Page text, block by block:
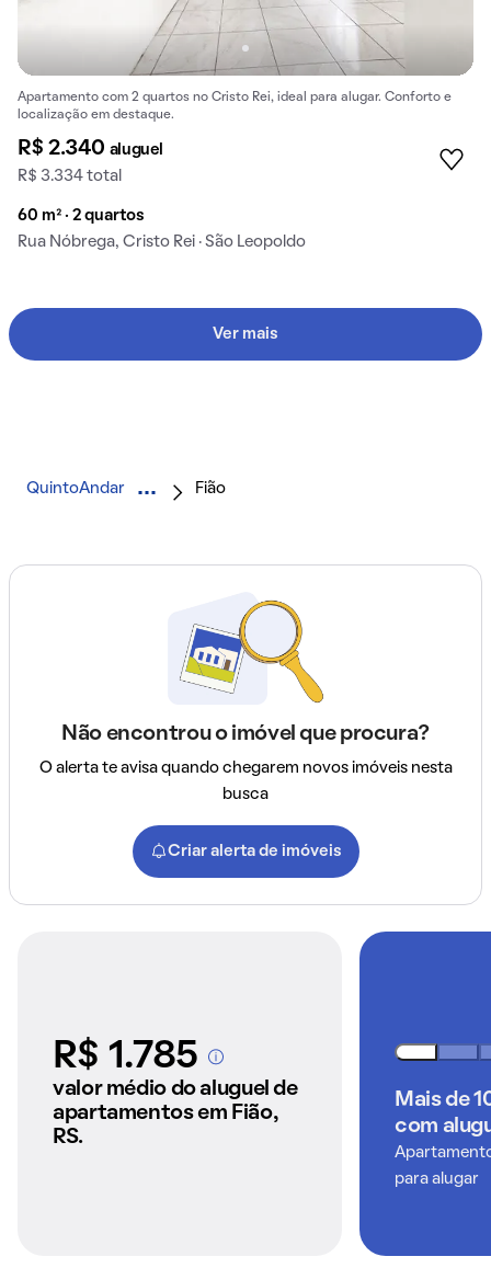
Apartamento com 2 quartos no Cristo Rei, ideal para alugar. Conforto e
localização em destaque.
R$ 2.340 aluguel
R$ 3.334 total
60 m² · 2 quartos
Rua Nóbrega, Cristo Rei · São Leopoldo
Ver mais
QuintoAndar Fião
Não encontrou o imóvel que procura?
O alerta te avisa quando chegarem novos imóveis nesta
busca
Criar alerta de imóveis
R$ 1.785A partir dos imóveis
anunciados pelo
QuintoAndar
valor médio do aluguel de
apartamentos em Fião,
RS.
Mais de
com
para alugar